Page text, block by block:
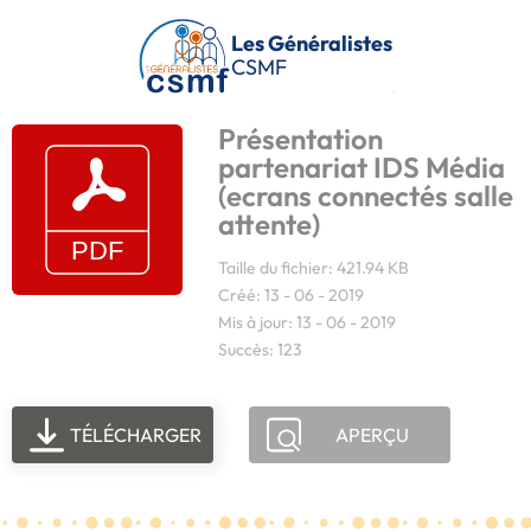
Passer au contenu principal
Les Généralistes
CSMF
Présentation
partenariat IDS Média
(ecrans connectés salle
attente)
Taille du fichier: 421.94 KB
Créé: 13 - 06 - 2019
Mis à jour: 13 - 06 - 2019
Succès: 123
TÉLÉCHARGER APERÇU